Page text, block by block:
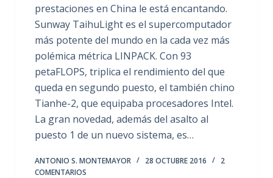
prestaciones en China le está encantando.
Sunway TaihuLight es el supercomputador
más potente del mundo en la cada vez más
polémica métrica LINPACK. Con 93
petaFLOPS, triplica el rendimiento del que
queda en segundo puesto, el también chino
Tianhe-2, que equipaba procesadores Intel.
La gran novedad, además del asalto al
puesto 1 de un nuevo sistema, es…
ANTONIO S. MONTEMAYOR 28 OCTUBRE 2016
2
COMENTARIOS